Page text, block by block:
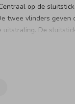
op de
twee vlinders geven
uitstraling. De
en worden geleverd